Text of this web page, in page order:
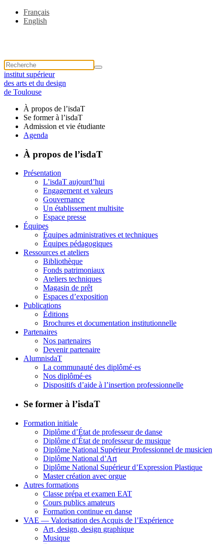
Français
English
institut supérieur
des arts et du design
de Toulouse
À propos de l’isdaT
Se former à l’isdaT
Admission et vie étudiante
Agenda
À propos de l’isdaT
Présentation
L’isdaT aujourd’hui
Engagement et valeurs
Gouvernance
Un établissement multisite
Espace presse
Équipes
Équipes administratives et techniques
Équipes pédagogiques
Ressources et ateliers
Bibliothèque
Fonds patrimoniaux
Ateliers techniques
Magasin de prêt
Espaces d’exposition
Publications
Éditions
Brochures et documentation institutionnelle
Partenaires
Nos partenaires
Devenir partenaire
AlumnisdaT
La communauté des diplômé·es
Nos diplômé·es
Dispositifs d’aide à l’insertion professionnelle
Se former à l’isdaT
Formation initiale
Diplôme d’État de professeur de danse
Diplôme d’État de professeur de musique
Diplôme National Supérieur Professionnel de musicien
Diplôme National d’Art
Diplôme National Supérieur d’Expression Plastique
Master création avec orgue
Autres formations
Classe prépa et examen EAT
Cours publics amateurs
Formation continue en danse
VAE — Valorisation des Acquis de l’Expérience
Art, design, design graphique
Musique